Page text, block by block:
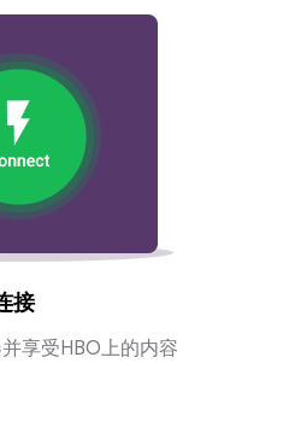
接
享受HBO上的内容